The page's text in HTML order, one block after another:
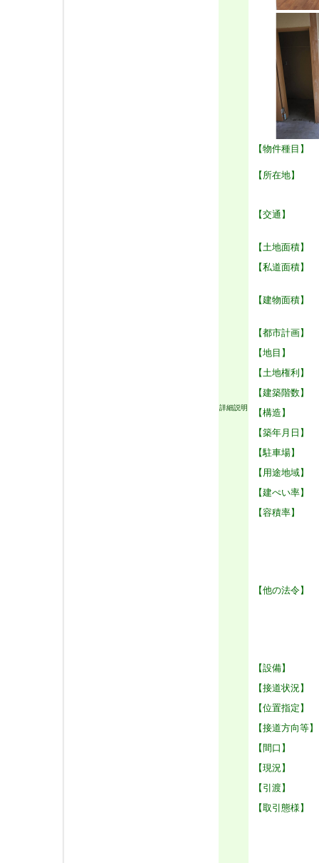
詳細説明
【物件種目】
【所在地】
【交通】
【土地面積】
【私道面積】
【建物面積】
【都市計画】
【地目】
【土地権利】
【建築階数】
【構造】
【築年月日】
【駐車場】
【用途地域】
【建ぺい率】
【容積率】
【他の法令】
【設備】
【接道状況】
【位置指定】
【接道方向等】
【間口】
【現況】
【引渡】
【取引態様】